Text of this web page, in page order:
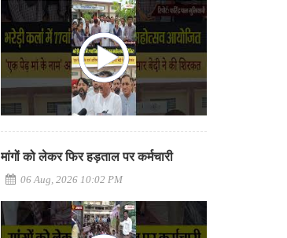
मांगों को लेकर फिर हड़ताल पर कर्मचारी
06 Aug, 2026 10:02 PM